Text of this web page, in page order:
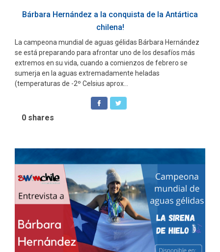
Bárbara Hernández a la conquista de la Antártica
chilena!
La campeona mundial de aguas gélidas Bárbara Hernández
se está preparando para afrontar uno de los desafíos más
extremos en su vida, cuando a comienzos de febrero se
sumerja en la aguas extremadamente heladas
(temperaturas de -2º Celsius aprox...
0 shares